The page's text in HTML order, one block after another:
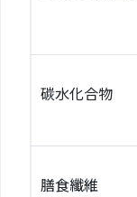
碳水化合物
膳食纖維